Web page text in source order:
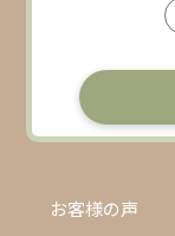
お客様の声